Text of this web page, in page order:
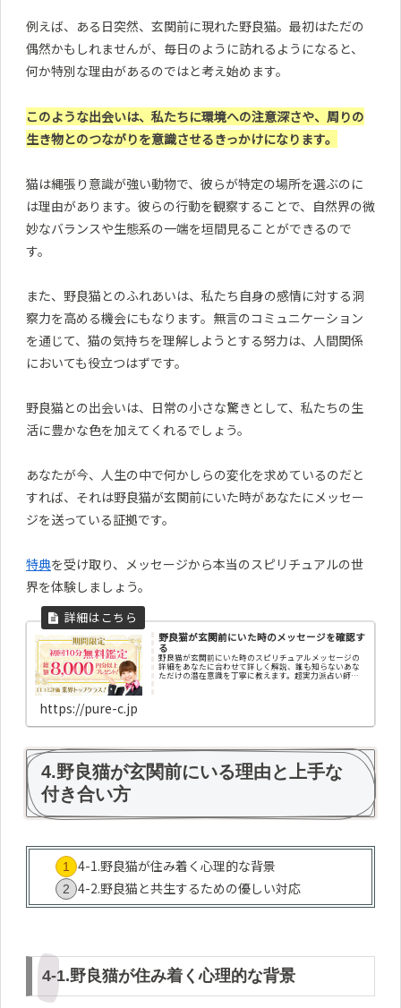
例えば、ある日突然、玄関前に現れた野良猫。最初はただの
偶然かもしれませんが、毎日のように訪れるようになると、
何か特別な理由があるのではと考え始めます。
このような出会いは、私たちに環境への注意深さや、周りの
生き物とのつながりを意識させるきっかけになります。
猫は縄張り意識が強い動物で、彼らが特定の場所を選ぶのに
は理由があります。彼らの行動を観察することで、自然界の微
妙なバランスや生態系の一端を垣間見ることができるので
す。
また、野良猫とのふれあいは、私たち自身の感情に対する洞
察力を高める機会にもなります。無言のコミュニケーション
を通じて、猫の気持ちを理解しようとする努力は、人間関係
においても役立つはずです。
野良猫との出会いは、日常の小さな驚きとして、私たちの生
活に豊かな色を加えてくれるでしょう。
あなたが今、人生の中で何かしらの変化を求めているのだと
すれば、それは野良猫が玄関前にいた時があなたにメッセー
ジを送っている証拠です。
特典を受け取り、メッセージから本当のスピリチュアルの世
界を体験しましょう。
野良猫が玄関前にいた時のメッセージを確認す
る
野良猫が玄関前にいた時のスピリチュアルメッセージの
詳細をあなたに合わせて詳しく解説、誰も知らないあな
ただけの潜在意識を丁寧に教えます。超実力派占い師の
https://pure-c.jp
4.野良猫が玄関前にいる理由と上手な
付き合い方
4-1.野良猫が住み着く心理的な背景
4-2.野良猫と共生するための優しい対応
4-1.野良猫が住み着く心理的な背景